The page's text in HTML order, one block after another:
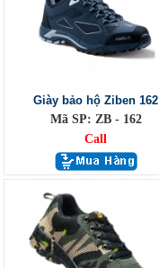
Giày bảo hộ Ziben 162
Mã SP: ZB - 162
Call